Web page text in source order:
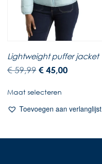
Lightweight puffer jacket
€59,99 € 45,00
Maat selecteren
Toevoegen aan verlanglijst